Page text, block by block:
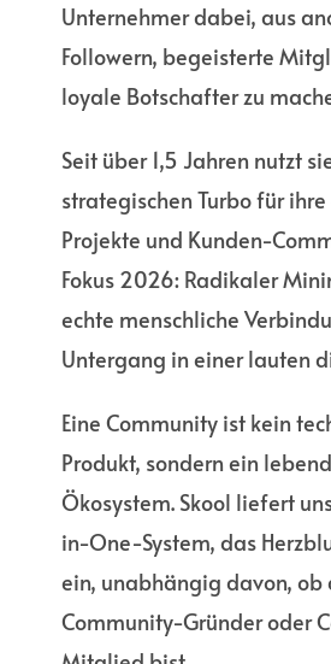
Unternehmer dabei, aus
Followern, begeisterte
loyale Botschafter zu
Seit über 1,5 Jahren nutzt
strategischen Turbo für
Projekte und Kunden-
Fokus 2026: Radikaler
echte menschliche
Untergang in einer lauten
Eine Community ist kein
Produkt, sondern ein
Ökosystem. Skool liefert
in-One-System, das
ein, unabhängig davon, ob
Community-Gründer oder